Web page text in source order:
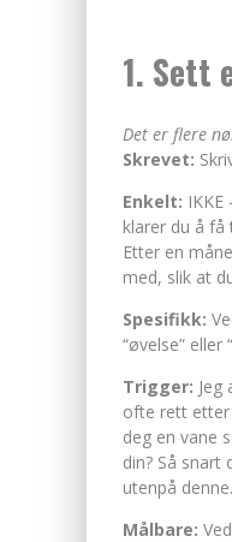
1. Sett
Det er flere
Skrevet:
Enkelt:
klarer du å få
Etter en
med, slik at
Spesifikk:
“øvelse”
Trigger:
ofte rett etter
deg en vane
din? Så
utenpå denne.
Målbare: